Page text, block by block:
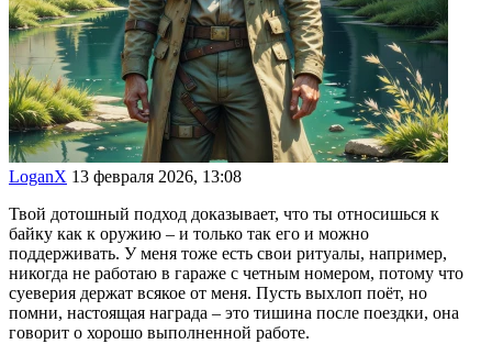
LoganX 13 февраля 2026, 13:08
Твой дотошный подход доказывает, что ты относишься к
байку как к оружию – и только так его и можно
поддерживать. У меня тоже есть свои ритуалы, например,
никогда не работаю в гараже с четным номером, потому что
суеверия держат всякое от меня. Пусть выхлоп поёт, но
помни, настоящая награда – это тишина после поездки, она
говорит о хорошо выполненной работе.